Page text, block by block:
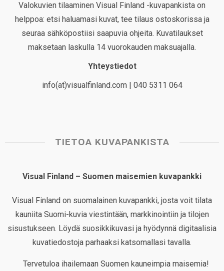
Valokuvien tilaaminen Visual Finland -kuvapankista on
helppoa: etsi haluamasi kuvat, tee tilaus ostoskorissa ja
seuraa sähköpostiisi saapuvia ohjeita. Kuvatilaukset
maksetaan laskulla 14 vuorokauden maksuajalla.
Yhteystiedot
info(at)visualfinland.com | 040 5311 064
TIETOA KUVAPANKISTA
Visual Finland – Suomen maisemien kuvapankki
Visual Finland on suomalainen kuvapankki, josta voit tilata
kauniita Suomi-kuvia viestintään, markkinointiin ja tilojen
sisustukseen. Löydä suosikkikuvasi ja hyödynnä digitaalisia
kuvatiedostoja parhaaksi katsomallasi tavalla.
Tervetuloa ihailemaan Suomen kauneimpia maisemia!